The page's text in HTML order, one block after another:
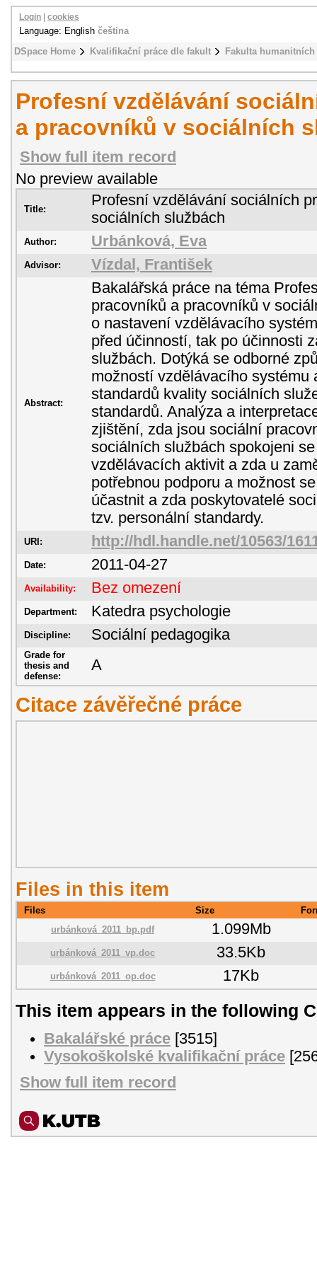
DSpace Home Kvalifikační práce dle fakult Fakulta
Login cookies
Language: English čeština
Profesní vzdělávání
a pracovníků v sociálních
Show full item record
No preview available
Title:
Profesní vzdělávání sociálních
sociálních službách
Author: Urbánková, Eva
Advisor: Vízdal, František
Abstract:
Bakalářská práce na téma
pracovníků a pracovníků v
o nastavení vzdělávacího
před účinností, tak po účinnosti
službách. Dotýká se odborné
možností vzdělávacího systému
standardů kvality sociálních
standardů. Analýza a
zjištění, zda jsou sociální
sociálních službách spokojeni
vzdělávacích aktivit a zda u
potřebnou podporu a možnost
účastnit a zda poskytovatelé
tzv. personální standardy.
URI: http://hdl.handle.net/10563/
Date: 2011-04-27
Availability: Bez omezení
Department: Katedra psychologie
Discipline: Sociální pedagogika
Grade for
thesis and
defense:
A
Citace závěřečné práce
Files in this item
Files Size
urbánková_2011_bp.pdf
1.099Mb
urbánková_2011_vp.doc 33.5Kb
urbánková_2011_op.doc 17Kb
This item appears in the following
Bakalářské práce [3515]
Vysokoškolské kvalifikační práce
Show full item record